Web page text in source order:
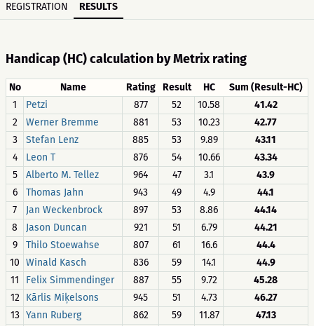
REGISTRATION RESULTS
Handicap (HC) calculation by Metrix rating
No Name Rating Result HC
Sum (Result-HC)
1
Petzi 877 52 10.58
41.42
2
Werner Bremme 881 53 10.23
42.77
3
Stefan Lenz 885 53 9.89
43.11
4
Leon T 876 54 10.66
43.34
5
Alberto M. Tellez 964 47 3.1
43.9
6
Thomas Jahn 943 49 4.9
44.1
7
Jan Weckenbrock 897 53 8.86
44.14
8
Jason Duncan 921 51 6.79
44.21
9
Thilo Stoewahse 807 61 16.6
44.4
10 Winald Kasch 836 59 14.1
44.9
11
Felix Simmendinger 887 55 9.72
45.28
12
Kārlis Miķelsons 945 51 4.73
46.27
13 Yann Ruberg 862 59 11.87
47.13